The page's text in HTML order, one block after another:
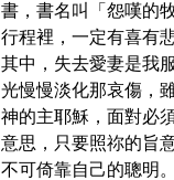
書，書名叫「怨嘆的
行程裡，一定有喜有
其中，失去愛妻是我
光慢慢淡化那哀傷，
神的主耶穌，面對必
意思，只要照祢的旨
不可倚靠自己的聰明